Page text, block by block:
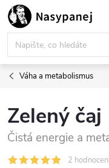
Přejít
na
obsah
Váha a metabolismus
Zelený čaj
Čistá energie a
2